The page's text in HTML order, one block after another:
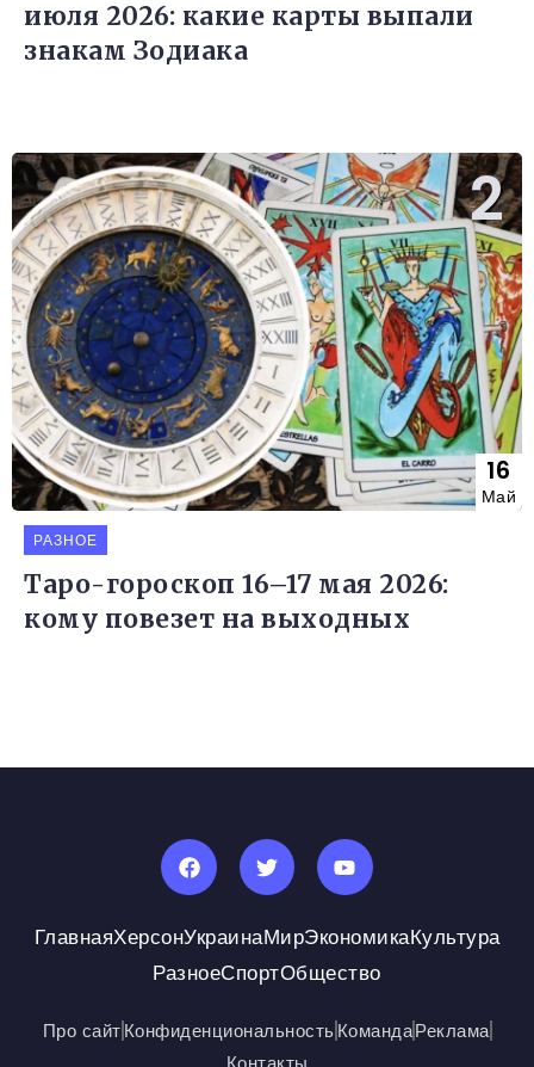
июля 2026: какие карты выпали
знакам Зодиака
16
Май
РАЗНОЕ
Таро-гороскоп 16–17 мая 2026:
кому повезет на выходных
ГлавнаяХерсонУкраинаМирЭкономикаКультура
РазноеСпортОбщество
Про сайтКонфиденциональностьКомандаРеклама